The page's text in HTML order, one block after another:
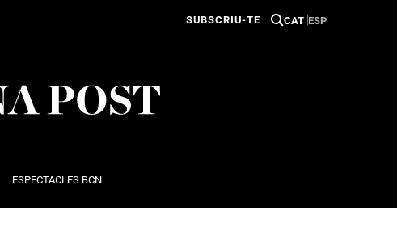
SUBSCRIU-TE CAT ESP
ESPECTACLES BCN